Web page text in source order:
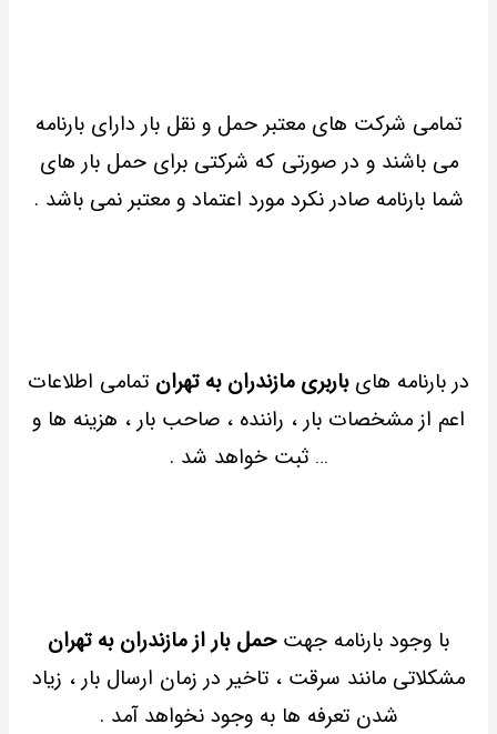
تمامی شرکت های معتبر حمل و نقل بار دارای بارنامه
می باشند و در صورتی که شرکتی برای حمل بار های
شما بارنامه صادر نکرد مورد اعتماد و معتبر نمی باشد .
در بارنامه هایباربری مازندران به تهران تمامی اطلاعات
اعم از مشخصات بار ، راننده ، صاحب بار ، هزینه ها و
… ثبت خواهد شد .
با وجود بارنامه جهتحمل بار از مازندران به تهران
مشکلاتی مانند سرقت ، تاخیر در زمان ارسال بار ، زیاد
شدن تعرفه ها به وجود نخواهد آمد .